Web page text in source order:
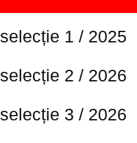
1 / 2025
2 / 2026
3 / 2026